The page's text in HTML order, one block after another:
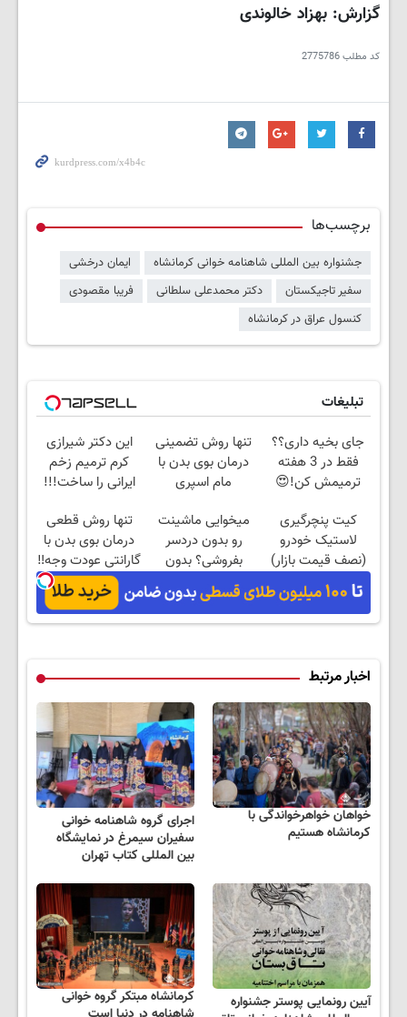
گزارش: بهزاد خالوندی
کد مطلب2775786
برچسب‌ها
جشنواره بین المللی شاهنامه خوانی کرمانشاه
ایمان درخشی
سفیر تاجیکستان
دکتر محمدعلی سلطانی
فریبا مقصودی
کنسول عراق در کرمانشاه
تبلیغات
جای بخیه داری؟؟
فقط در 3 هفته
ترمیمش کن!😍
تنها روش تضمینی
درمان بوی بدن با
مام اسپری
این دکتر شیرازی
کرم ترمیم زخم
ایرانی را ساخت!!!
کیت پنچرگیری
لاستیک خودرو
(نصف قیمت بازار)
میخوایی ماشینت
رو بدون دردسر
بفروشی؟ بدون
کمیسیون
تنها روش قطعی
درمان بوی بدن با
گارانتی عودت وجه‼️
همین الان ببین
اخبار مرتبط
خواهان خواهرخواندگی با
کرمانشاه هستیم
اجرای گروه شاهنامه خوانی
سفیران سیمرغ در نمایشگاه
بین المللی کتاب تهران
آیین رونمایی پوستر جشنواره
کرمانشاه مبتکر گروه خوانی